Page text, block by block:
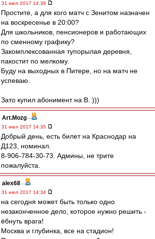
31 июл 2017 14:39
Простите, а для кого матч с Зенитом назначен
на воскресенье в 20:00?
Для школьников, пенсионеров и работающих
по сменному графику?
Закомплексованная тупорылая деревня,
пакостит по мелкому.
Буду на выходных в Питере, но на матч не
успеваю.
Зато купил абонимент на B. )))
Art.Mozg -
31 июл 2017 14:35
Добрый день, есть билет на Краснодар на
Д123, номинал.
8-906-784-30-73. Админы, не трите
пожалуйста.
alex68 -
31 июл 2017 14:34
на сегодня может быть только одно
незаконченное дело, которое нужно решить -
ёбнуть врага!
Москва и глубинка, все на стадион!